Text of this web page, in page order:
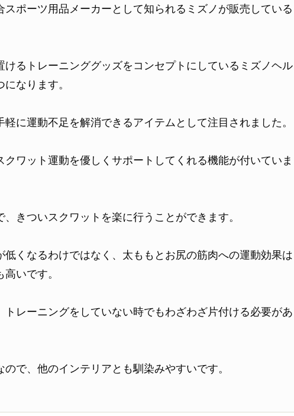
ポーツ用品メーカーとして知られるミズノが販売している
けるトレーニンググッズをコンセプトにしているミズノヘル
なります。
に運動不足を解消できるアイテムとして注目されました。
ワット運動を優しくサポートしてくれる機能が付いていま
きついスクワットを楽に行うことができます。
くなるわけではなく、太ももとお尻の筋肉への運動効果は
いです。
トレーニングをしていない時でもわざわざ片付ける必要があ
で、他のインテリアとも馴染みやすいです。